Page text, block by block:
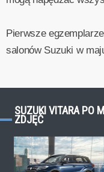
Pierwsze
salonów Suzuki w
SUZUKI VITARA PO
ZDJĘĆ